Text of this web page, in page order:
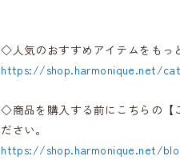
◇人気のおすすめアイテムをもっ
https://shop.harmonique.net/
◇商品を購入する前にこちらの【
ださい。
https://shop.harmonique.net/